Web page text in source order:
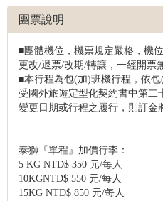
團票說明
■團體機位，機票規定嚴格，機
更改/退票/改期/轉讓，一經開票
■本行程為包(加)班機行程，依
受國外旅遊定型化契約書中第二
變更日期或行程之履行，則訂金
泰獅『單程』加價行李：
5 KG NTD$ 350 元/每人
10KGNTD$ 550 元/每人
15KG NTD$ 850 元/每人